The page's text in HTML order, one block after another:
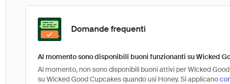
Domande frequenti
Al momento sono disponibili buoni funzionanti su Wicked
Al momento, non sono disponibili buoni attivi per Wicked
su Wicked Good Cupcakes quando usi Honey. Si applicano